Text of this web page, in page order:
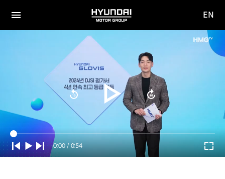
전체
HYUNDAI
MOTOR
GROUP
사이
이동
EN
Current
Time
0:00 / Duration
0:54